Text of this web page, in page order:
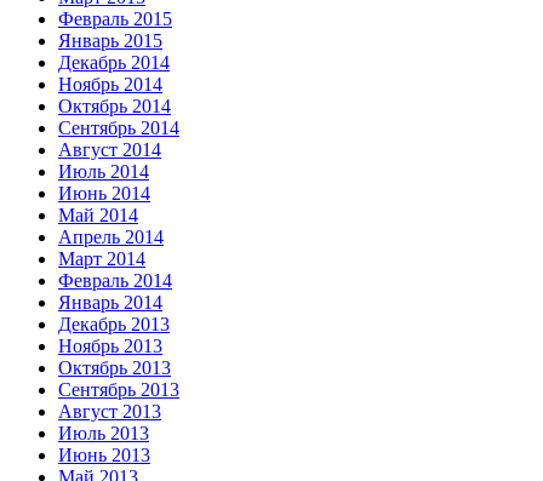
Февраль 2015
Январь 2015
Декабрь 2014
Ноябрь 2014
Октябрь 2014
Сентябрь 2014
Август 2014
Июль 2014
Июнь 2014
Май 2014
Апрель 2014
Март 2014
Февраль 2014
Январь 2014
Декабрь 2013
Ноябрь 2013
Октябрь 2013
Сентябрь 2013
Август 2013
Июль 2013
Июнь 2013
Май 2013